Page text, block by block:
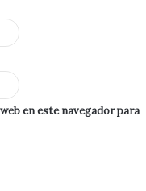
en este navegador para